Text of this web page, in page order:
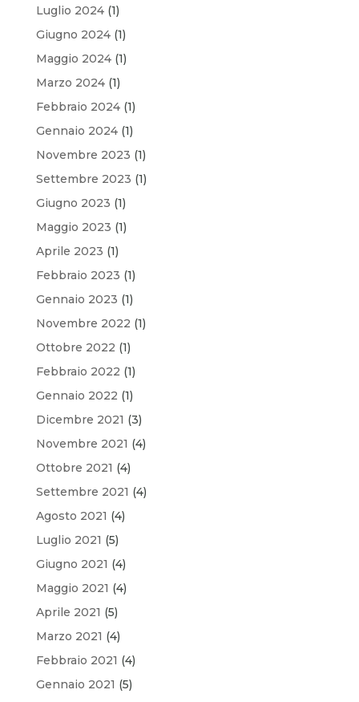
Luglio 2024(1)
Giugno 2024(1)
Maggio 2024(1)
Marzo 2024(1)
Febbraio 2024(1)
Gennaio 2024(1)
Novembre 2023 (1)
Settembre 2023 (1)
Giugno 2023 (1)
Maggio 2023 (1)
Aprile 2023 (1)
Febbraio 2023 (1)
Gennaio 2023 (1)
Novembre 2022 (1)
Ottobre 2022 (1)
Febbraio 2022 (1)
Gennaio 2022 (1)
Dicembre 2021 (3)
Novembre 2021 (4)
Ottobre 2021 (4)
Settembre 2021 (4)
Agosto 2021 (4)
Luglio 2021 (5)
Giugno 2021 (4)
Maggio 2021 (4)
Aprile 2021 (5)
Marzo 2021 (4)
Febbraio 2021 (4)
Gennaio 2021 (5)